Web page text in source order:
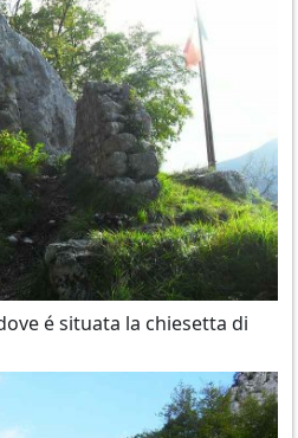
é situata la chiesetta di